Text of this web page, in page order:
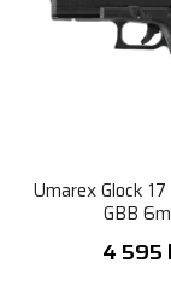
Umarex Glock
GBB
4 595